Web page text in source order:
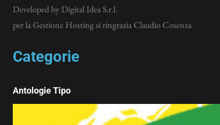
Developed by Digital Idea S.r.l.
per la Gestione Hosting si ringrazia Claudio Cosenza
Categorie
Antologie Tipo